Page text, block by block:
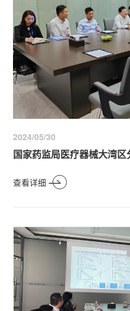
2024/05/30
查看详细